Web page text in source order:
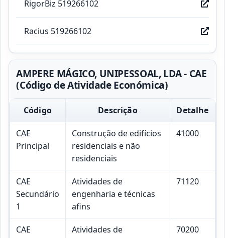
RigorBiz 519266102
Racius 519266102
AMPERE MÁGICO, UNIPESSOAL, LDA - CAE
(Código de Atividade Económica)
Código Descrição Detalhe
CAE
Principal
Construção de edifícios
residenciais e não
residenciais
41000
CAE
Secundário
1
Atividades de
engenharia e técnicas
afins
71120
CAE
Atividades de
70200